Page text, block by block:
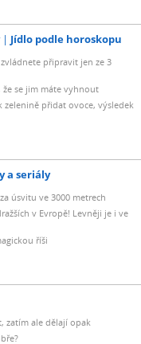
Jídlo podle horoskopu
připravit jen ze 3
že se jim máte vyhnout
zelenině přidat ovoce, výsledek
a seriály
úsvitu ve 3000 metrech
v Evropě! Levněji je i ve
říši
zatím ale dělají opak